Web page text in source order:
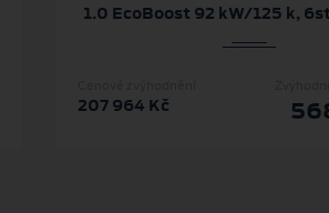
1.0 EcoBoost 92 kW/125 k,
207 964 Kč